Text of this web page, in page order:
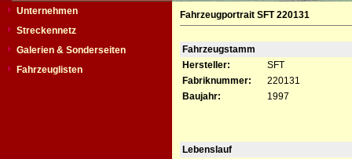
Unternehmen
Streckennetz
Galerien & Sonderseiten
Fahrzeuglisten
Fahrzeugportrait SFT 220131
Fahrzeugstamm
Hersteller:
SFT
Fabriknummer:
220131
Baujahr:
1997
Lebenslauf